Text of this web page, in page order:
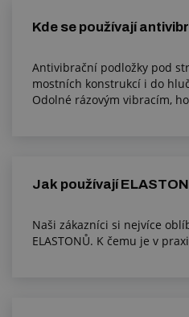
Kde se používají
Antivibrační podložky pod
mostních konstrukcí i do
Odolné rázovým vibracím,
Jak používají
Naši zákazníci si nejvíce
ELASTONŮ. K čemu je v